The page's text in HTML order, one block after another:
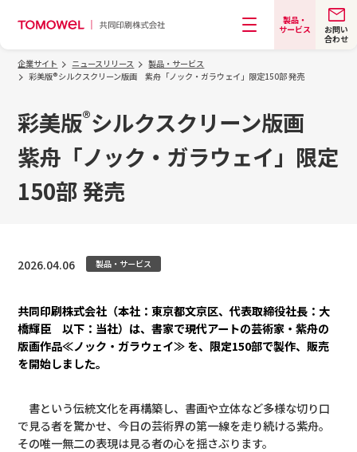
製品・
サービス
お問い
合わせ
企業サイト ニュースリリース
製品・サービス
彩美版®シルクスクリーン版画 紫舟「ノック・ガラウェイ」限定150部 発売
彩美版®シルクスクリーン版画
紫舟「ノック・ガラウェイ」限定
150部 発売
2026.04.06 製品・サービス
共同印刷株式会社（本社：東京都文京区、代表取締役社長：大
橋輝臣 以下：当社）は、書家で現代アートの芸術家・紫舟の
版画作品≪ノック・ガラウェイ≫ を、限定150部で製作、販売
を開始しました。
書という伝統文化を再構築し、書画や立体など多様な切り口
で見る者を驚かせ、今日の芸術界の第一線を走り続ける紫舟。
その唯一無二の表現は見る者の心を揺さぶります。